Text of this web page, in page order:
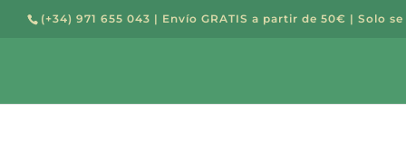
(+34) 971 655 043 | Envío GRATIS a partir de 50€ | Solo